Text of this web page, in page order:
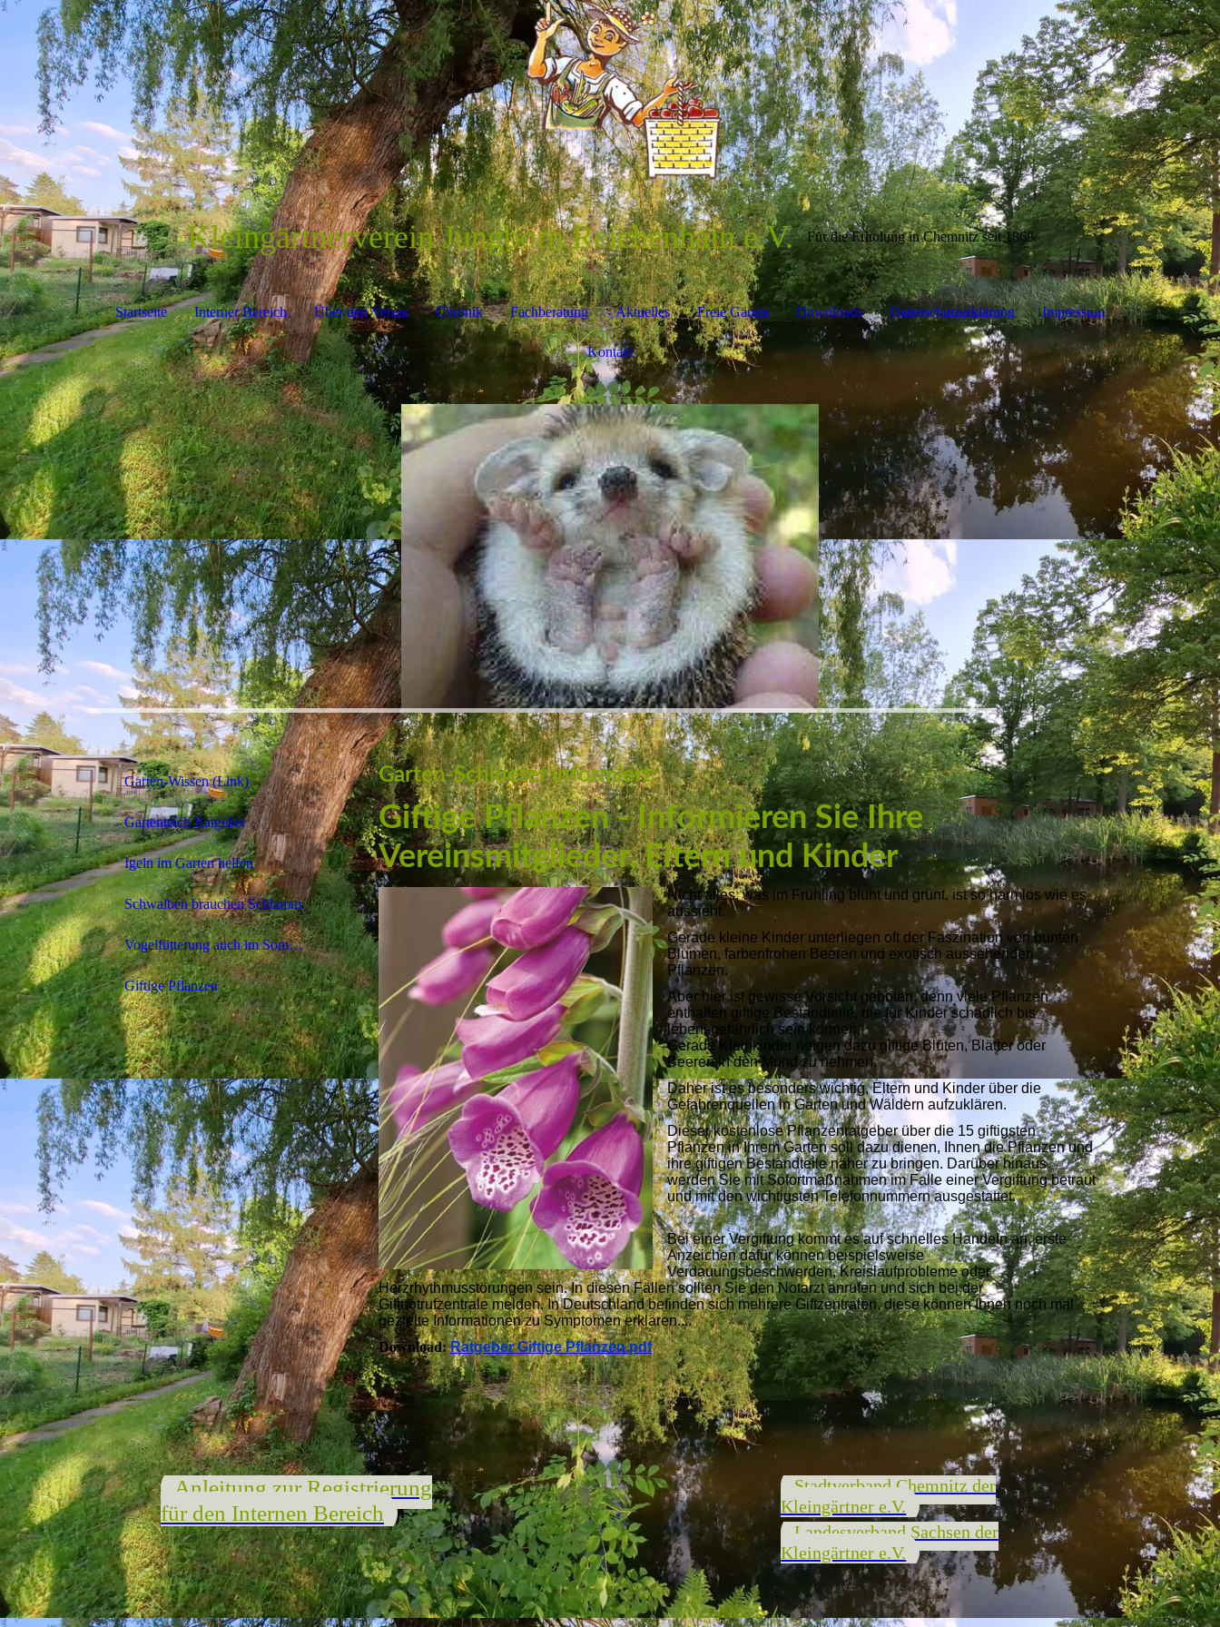
Kleingärtnerverein Jungborn Reichenhain e.V. Für die Erholung in Chemnitz seit 1868
Startseite Interner Bereich Über den Verein Chronik Fachberatung Aktuelles Freie Gärten Downloads Datenschutzerklärung Impressum
Kontakt
Garten-Wissen (Link)
Gartenteich Ratgeber
Igeln im Garten helfen
Schwalben brauchen Schlamm
Vogelfütterung auch im Sommer
Giftige Pflanzen
Garten-Schlueter informiert:
Giftige Pflanzen - Informieren Sie Ihre
Vereinsmitglieder, Eltern und Kinder
Nicht alles, was im Frühling blüht und grünt, ist so harmlos wie es
aussieht.
Gerade kleine Kinder unterliegen oft der Faszination von bunten
Blumen, farbenfrohen Beeren und exotisch aussehenden
Pflanzen.
Aber hier ist gewisse Vorsicht geboten, denn viele Pflanzen
enthalten giftige Bestandteile, die für Kinder schädlich bis
lebensgefährlich sein können.
Gerade Kleinkinder neigen dazu giftige Blüten, Blätter oder
Beeren in den Mund zu nehmen.
Daher ist es besonders wichtig, Eltern und Kinder über die
Gefahrenquellen in Gärten und Wäldern aufzuklären.
Dieser kostenlose Pflanzenratgeber über die 15 giftigsten
Pflanzen in Ihrem Garten soll dazu dienen, Ihnen die Pflanzen und
ihre giftigen Bestandteile näher zu bringen. Darüber hinaus
werden Sie mit Sofortmaßnahmen im Falle einer Vergiftung betraut
und mit den wichtigsten Telefonnummern ausgestattet.
Bei einer Vergiftung kommt es auf schnelles Handeln an, erste
Anzeichen dafür können beispielsweise
Verdauungsbeschwerden, Kreislaufprobleme oder
Herzrhythmusstörungen sein. In diesen Fällen sollten Sie den Notarzt anrufen und sich bei der
Giftnotrufzentrale melden. In Deutschland befinden sich mehrere Giftzentralen, diese können Ihnen noch mal
gezielte Informationen zu Symptomen erklären....
Download:Ratgeber Giftige Pflanzen.pdf
Anleitung zur Registrierung
für den Internen Bereich
Stadtverband Chemnitz der
Kleingärtner e.V.
Landesverband Sachsen der
Kleingärtner e.V.